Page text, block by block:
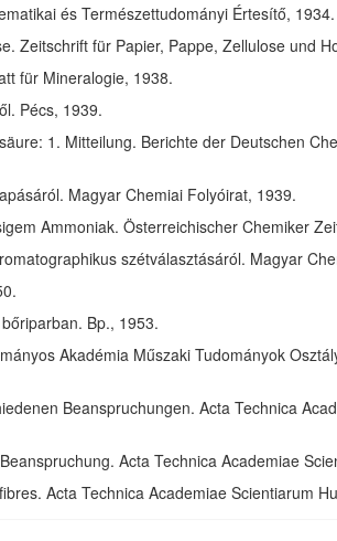
és Természettudományi Értesítő,
Zeitschrift für Papier, Pappe, Zellulose und
für Mineralogie, 1938.
Pécs, 1939.
1. Mitteilung. Berichte der Deutschen
Magyar Chemiai Folyóirat, 1939.
Ammoniak. Österreichischer Chemiker
szétválasztásáról. Magyar
Bp., 1953.
Akadémia Műszaki Tudományok
Beanspruchungen. Acta Technica
Acta Technica Academiae
Acta Technica Academiae Scientiarum